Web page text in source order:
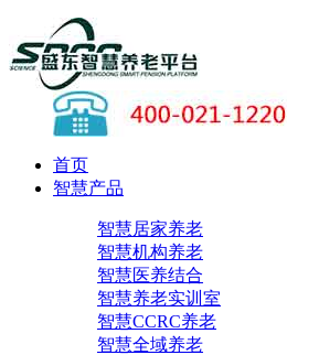
首页
智慧产品
智慧居家养老
智慧机构养老
智慧医养结合
智慧养老实训室
智慧CCRC养老
智慧全域养老